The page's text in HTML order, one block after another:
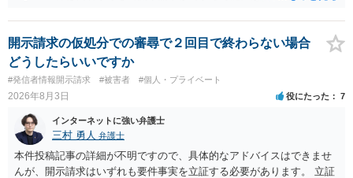
いでしょう。７月中にアカウントが削除されている場合、今から進め
ても失敗する可能性が高いように思われます。 相手を特定できた場
合、相手に全ての弁護士費用を負担させることは可能でしょうか？ →
訴訟外の交渉で相手方が認めれば負担させることができるでしょう。
訴訟で判決となった場合は、実際の弁護士費用が認められる場合と認
められない場合があり何ともいえないところでしょう。
開示請求の仮処分での審尋で２回目で終わらない場合
どうしたらいいですか
#発信者情報開示請求 #被害者 #個人・プライベート
2026年8月3日 役にたった 7
インターネットに強い弁護士
三村 勇人 弁護士
本件投稿記事の詳細が不明ですので、具体的なアドバイスはできませ
んが、開示請求はいずれも要件事実を立証する必要があります。 立証